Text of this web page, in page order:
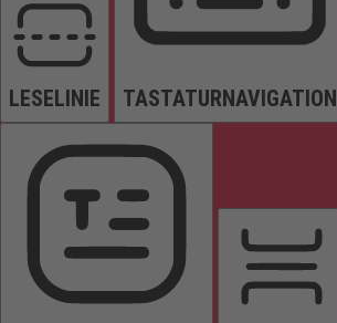
LESELINIE TASTATURNAVIGATION